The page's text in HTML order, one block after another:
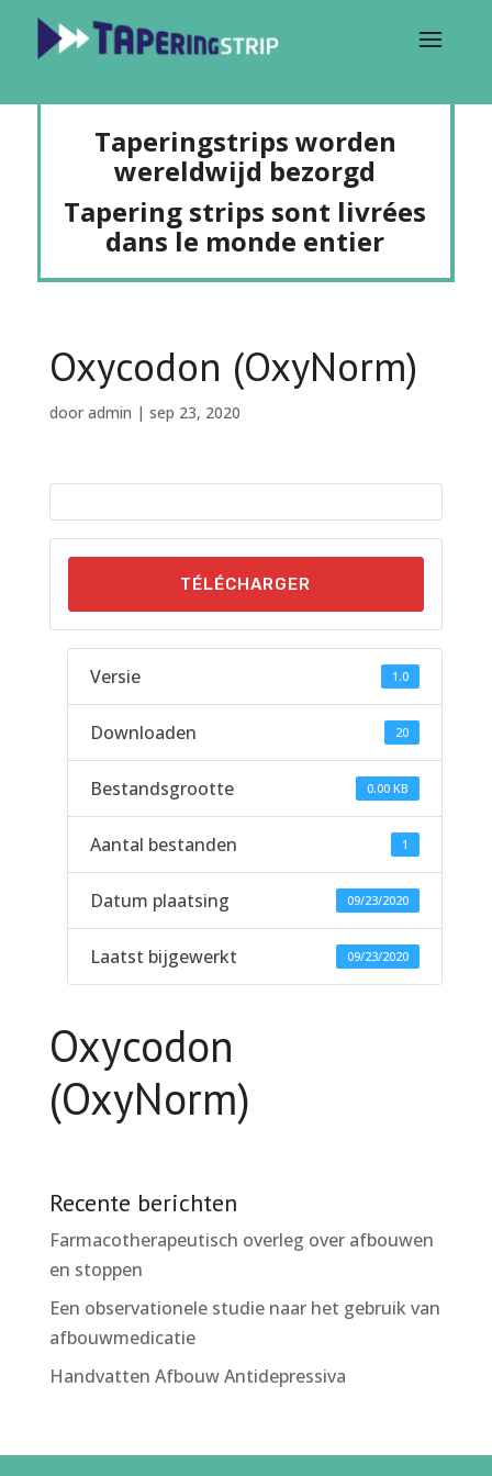
Taperingstrips worden
wereldwijd bezorgd
Tapering strips sont livrées
dans le monde entier
Oxycodon (OxyNorm)
door admin | sep 23, 2020
TÉLÉCHARGER
Versie 1.0
Downloaden 20
Bestandsgrootte 0.00 KB
Aantal bestanden 1
Datum plaatsing 09/23/2020
Laatst bijgewerkt 09/23/2020
Oxycodon
(OxyNorm)
Recente berichten
Farmacotherapeutisch overleg over afbouwen
en stoppen
Een observationele studie naar het gebruik van
afbouwmedicatie
Handvatten Afbouw Antidepressiva